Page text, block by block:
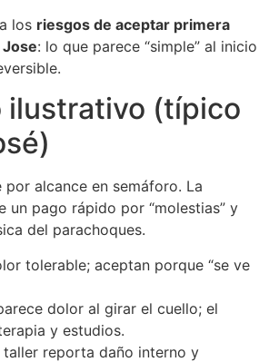
los riesgos de aceptar primera
: lo que parece “simple” al inicio
ilustrativo (típico
por alcance en semáforo. La
un pago rápido por “molestias” y
del parachoques.
tolerable; aceptan porque “se ve
dolor al girar el cuello; el
y estudios.
taller reporta daño interno y